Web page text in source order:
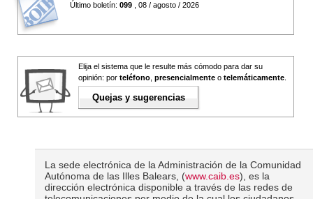
Último boletín: 099 , 08 / agosto / 2026
Elija el sistema que le resulte más cómodo para dar su
opinión: por teléfono presencialmente o telemáticamente
Quejas y sugerencias
La sede electrónica de la Administración de la Comunidad
Autónoma de las Illes Balears, (www.caib.es), es la
dirección electrónica disponible a través de las redes de